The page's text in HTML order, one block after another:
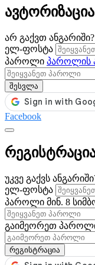
ავტორიზაცია
არ გაქვთ ანგარიში?
ელ-ფოსტა
პაროლი პაროლის
შესვლა
Facebook
უკვე გაქვს
ელ-ფოსტა
პაროლი მინ. 8
გაიმეორეთ
რეგისტრაცია